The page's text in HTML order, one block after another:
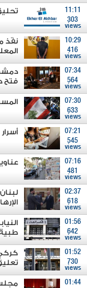
11:11
303
views
10:29
416
views
نفّذ
07:34
564
views
فتح
07:30
633
views
07:21
545
views
أسرار
07:16
481
views
عناوين
02:37
618
views
01:56
642
views
01:52
730
views
كركي
01:44
مجلس